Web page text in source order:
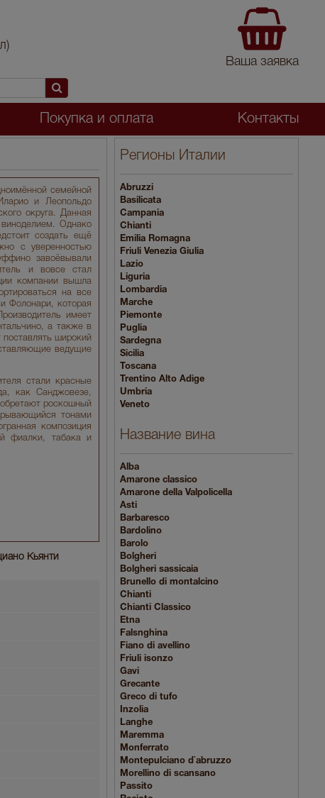
Ваша заявка
Покупка и оплата Контакты
семейной
и Леопольдо
округа. Данная
виноделием. Однако
создать ещё
с уверенностью
завоёвывали
и вовсе стал
компании вышла
на все
Фолонари, которая
имеет
а также в
широкий
ведущие
стали красные
как Санджовезе,
роскошный
тонами
композиция
фиалки, табака и
Кьянти
Регионы Италии
Abruzzi
Basilicata
Campania
Chianti
Emilia Romagna
Friuli Venezia Giulia
Lazio
Liguria
Lombardia
Marche
Piemonte
Puglia
Sardegna
Sicilia
Toscana
Trentino Alto Adige
Umbria
Veneto
Название вина
Alba
Amarone classico
Amarone della Valpolicella
Asti
Barbaresco
Bardolino
Barolo
Bolgheri
Bolgheri sassicaia
Brunello di montalcino
Chianti
Chianti Classico
Etna
Falsnghina
Fiano di avellino
Friuli isonzo
Gavi
Grecante
Greco di tufo
Inzolia
Langhe
Maremma
Monferrato
Montepulciano d`abruzzo
Morellino di scansano
Passito